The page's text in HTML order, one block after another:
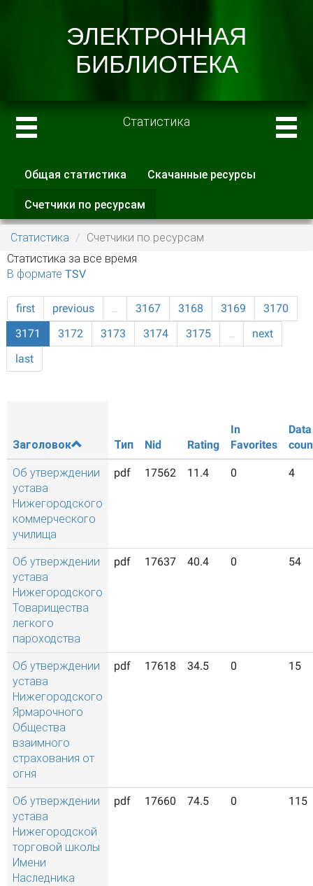
Статистика
Главные вкладки
Общая статистика Скачанные ресурсы
Счетчики по ресурсам
вкладка)
Статистика
Счетчики по ресурсам
Статистика за все время
В формате TSV
first previous … 3167 3168 3169
3170
3171
3172 3173 3174 3175 …
next
last
Заголовок Тип Nid Rating
In
Favorites
Data
Об утверждении
устава
Нижегородского
коммерческого
училища
pdf 17562 11.4 0 4
Об утверждении
устава
Нижегородского
Товарищества
легкого
пароходства
pdf 17637 40.4 0 54
Об утверждении
устава
Нижегородского
Ярмарочного
Общества
взаимного
страхования от
огня
pdf 17618 34.5 0 15
Об утверждении
устава
Нижегородской
торговой школы
Имени
Наследника
pdf 17660 74.5 0 115